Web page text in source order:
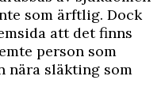
som ärftlig. Dock
att det finns
person som
nära släkting som